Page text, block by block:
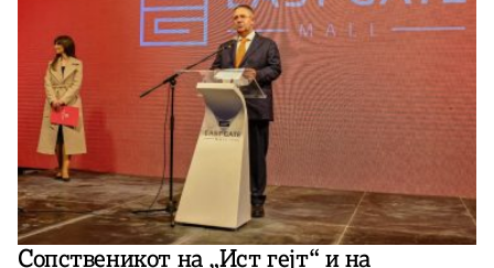
Сопственикот на „Ист гејт“ и на